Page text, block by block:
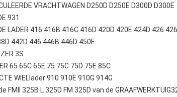
VRACHTWAGEN D250D D250E D300D D300E
931
LADER 416 416B 416C 416D 420D 420E 424D 426
442D 446 446B 446D 450E
3S
65 65C 65E 75 75C 75D 75E 85C
WIELlader 910 910E 910G 914G
FMll 325B L 325D FM 325D van de